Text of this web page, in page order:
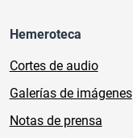
Hemeroteca
Cortes de audio
Galerías de imágenes
Notas de prensa